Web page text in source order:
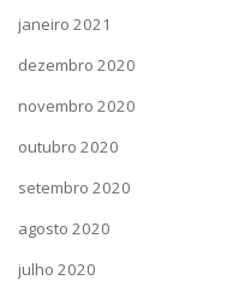
janeiro 2021
dezembro 2020
novembro 2020
outubro 2020
setembro 2020
agosto 2020
julho 2020